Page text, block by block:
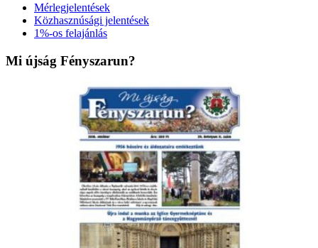
Mérlegjelentések
Közhasznúsági jelentések
1%-os felajánlás
Mi újság Fényszarun?